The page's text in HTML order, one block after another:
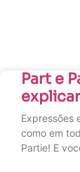
Part e
Expressões
como em
Partie! E